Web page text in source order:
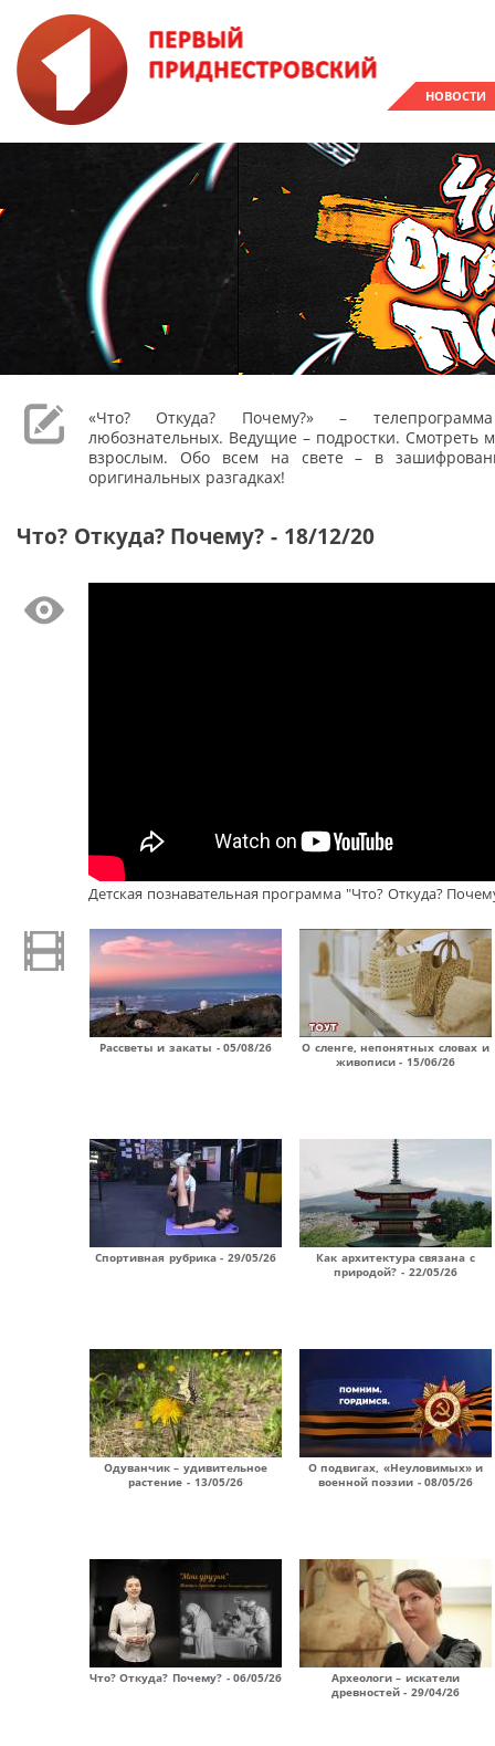
НОВОСТИ
«Что? Откуда? Почему?» –
любознательных. Ведущие – подростки. Смотреть
взрослым. Обо всем на свете – в
оригинальных разгадках!
Что? Откуда? Почему? - 18/12/20
Детская познавательная программа "Что? Откуда?
Рассветы и закаты - 05/08/26
О сленге, непонятных словах и
живописи - 15/06/26
Спортивная рубрика - 29/05/26
Как архитектура связана с
природой? - 22/05/26
Одуванчик – удивительное
растение - 13/05/26
О подвигах, «Неуловимых» и
военной поэзии - 08/05/26
Что? Откуда? Почему? - 06/05/26
Археологи – искатели
древностей - 29/04/26